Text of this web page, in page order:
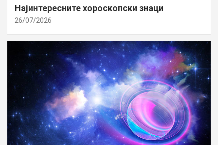
Најинтересните хороскопски знаци
26/07/2026